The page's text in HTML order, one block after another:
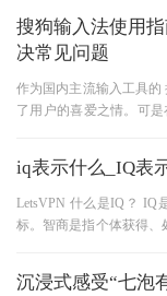
搜狗输入法使用
决常见问题
作为国内主流输入工具
了用户的喜爱之情。可
iq表示什么_IQ表
LetsVPN 什么是IQ？ IQ
标。智商是指个体获得、
沉浸式感受“七泡